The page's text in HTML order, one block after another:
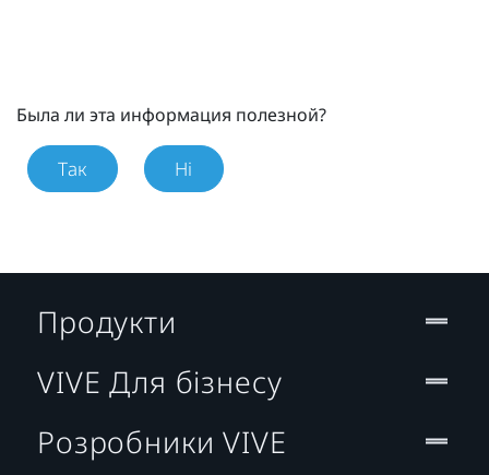
Была ли эта информация полезной?
Так Ні
Продукти
VIVE Для бізнесу
Розробники VIVE